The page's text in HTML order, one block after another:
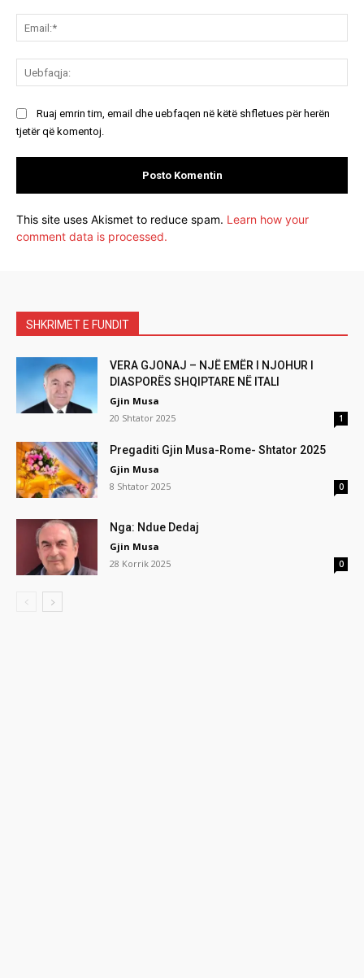
Ruaj emrin tim, email dhe uebfaqen në këtë shfletues për herën
tjetër që komentoj.
This site uses Akismet to reduce spam. Learn how your
comment data is processed.
SHKRIMET E FUNDIT
VERA GJONAJ – NJË EMËR I NJOHUR I
DIASPORËS SHQIPTARE NË ITALI
Gjin Musa
20 Shtator 2025
1
Pregaditi Gjin Musa-Rome- Shtator 2025
Gjin Musa
8 Shtator 2025
0
Nga: Ndue Dedaj
Gjin Musa
28 Korrik 2025
0